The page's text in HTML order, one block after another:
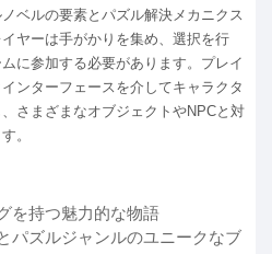
ベルの要素とパズル解決メカニクス
ヤーは手がかりを集め、選択を行
に参加する必要があります。プレイ
ンターフェースを介してキャラクタ
さまざまなオブジェクトやNPCと対
。
を持つ魅力的な物語
パズルジャンルのユニークなブ